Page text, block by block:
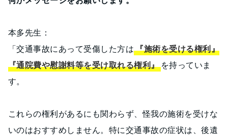
本多先生：
「交通事故にあって受傷した方は『施術を受ける権利』
『通院費や慰謝料等を受け取れる権利』を持っていま
す。
これらの権利があるにも関わらず、怪我の施術を受けな
いのはおすすめしません。特に交通事故の症状は、後遺